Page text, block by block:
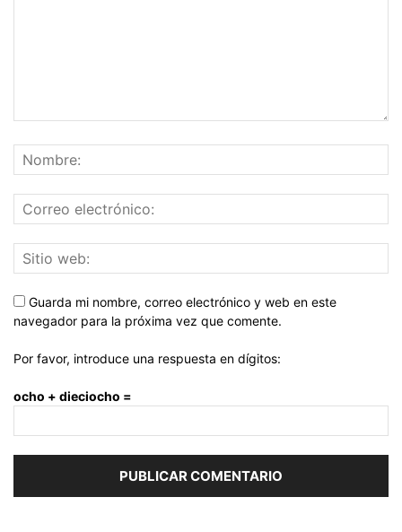
Guarda mi nombre, correo electrónico y web en este
navegador para la próxima vez que comente.
Por favor, introduce una respuesta en dígitos:
ocho + dieciocho =